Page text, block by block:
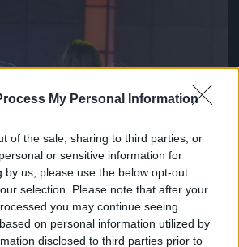
My Personal Information
of the sale, sharing to third parties, or
or sensitive information for
by us, please use the below opt-out
selection. Please note that after your
you may continue seeing
on personal information utilized by
disclosed to third parties prior to
Jön még kép!